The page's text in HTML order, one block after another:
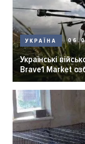
УКРАЇНА
Українські
Brave1 Market